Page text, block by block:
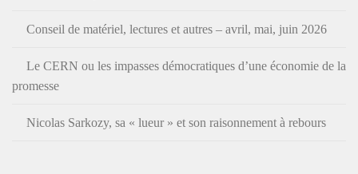
Conseil de matériel, lectures et autres – avril, mai, juin 2026
Le CERN ou les impasses démocratiques d’une économie de la
promesse
Nicolas Sarkozy, sa « lueur » et son raisonnement à rebours